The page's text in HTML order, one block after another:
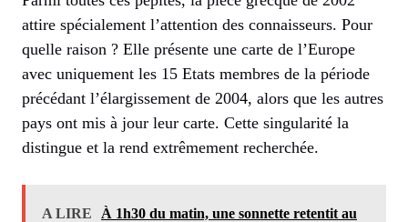
attire spécialement l’attention des connaisseurs. Pour
quelle raison ? Elle présente une carte de l’Europe
avec uniquement les 15 Etats membres de la période
précédant l’élargissement de 2004, alors que les autres
pays ont mis à jour leur carte. Cette singularité la
distingue et la rend extrêmement recherchée.
A LIRE
À 1h30 du matin, une sonnette retentit au